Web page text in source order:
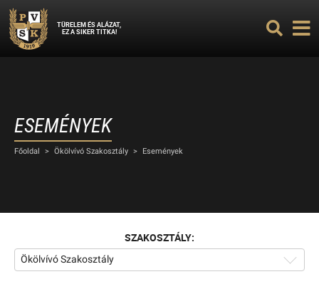
TÜRELEM ÉS ALÁZAT,
EZ A SIKER TITKA!
ESEMÉNYEK
Főoldal > Ökölvívó Szakosztály > Események
SZAKOSZTÁLY:
Ökölvívó Szakosztály